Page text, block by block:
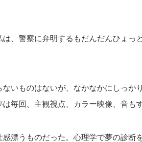
は、警察に弁明するもだんだんひょっ
いものはないが、なかなかにしっか
毎回、主観視点、カラー映像、音も
漂うものだった。心理学で夢の診断